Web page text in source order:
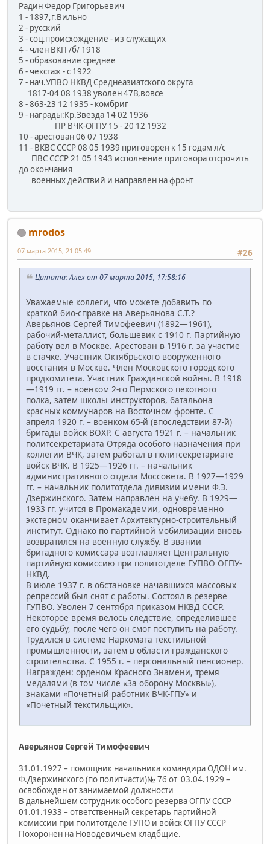
Радин Федор Григорьевич
1 - 1897,г.Вильно
2 - русский
3 - соц.происхождение - из служащих
4 - член ВКП /б/ 1918
5 - образование среднее
6 - чекстаж - с 1922
7 - нач.УПВО НКВД Среднеазиатского округа
1817-04 08 1938 уволен 47В,вовсе
8 - 863-23 12 1935 - комбриг
9 - награды:Кр.Звезда 14 02 1936
ПР ВЧК-ОГПУ 15 - 20 12 1932
10 - арестован 06 07 1938
11 - ВКВС СССР 08 05 1939 приговорен к 15 годам л/с
ПВС СССР 21 05 1943 исполнение приговора отсрочить
до окончания
военных действий и направлен на фронт
mrodos
#26
07 марта 2015, 21:05:49
Цитата: Алех от 07 марта 2015, 17:58:16
Уважаемые коллеги, что можете добавить по
краткой био-справке на Аверьянова С.Т.?
Аверьянов Сергей Тимофеевич (1892—1961),
рабочий-металлист, большевик с 1910 г. Партийную
работу вел в Москве. Арестован в 1916 г. за участие
в стачке. Участник Октябрьского вооруженного
восстания в Москве. Член Московского городского
продкомитета. Участник Гражданской войны. В 1918
—1919 гг. – военком 2-го Пермского пехотного
полка, затем школы инструкторов, батальона
красных коммунаров на Восточном фронте. С
апреля 1920 г. – военком 65-й (впоследствии 87-й)
бригады войск ВОХР. С августа 1921 г. – начальник
политсекретариата Отряда особого назначения при
коллегии ВЧК, затем работал в политсекретариате
войск ВЧК. В 1925—1926 гг. – начальник
административного отдела Моссовета. В 1927—1929
гг. – начальник политотдела дивизии имени Ф.Э.
Дзержинского. Затем направлен на учебу. В 1929—
1933 гг. учится в Промакадемии, одновременно
экстерном оканчивает Архитектурно-строительный
институт. Однако по партийной мобилизации вновь
возвратился на военную службу. В звании
бригадного комиссара возглавляет Центральную
партийную комиссию при политотделе ГУПВО ОГПУ-
НКВД.
В июле 1937 г. в обстановке начавшихся массовых
репрессий был снят с работы. Состоял в резерве
ГУПВО. Уволен 7 сентября приказом НКВД СССР.
Некоторое время велось следствие, определившее
его судьбу, после чего он смог поступить на работу.
Трудился в системе Наркомата текстильной
промышленности, затем в области гражданского
строительства. С 1955 г. – персональный пенсионер.
Награжден: орденом Красного Знамени, тремя
медалями (в том числе «За оборону Москвы»),
знаками «Почетный работник ВЧК-ГПУ» и
«Почетный текстильщик».
Аверьянов Сергей Тимофеевич
31.01.1927 – помощник начальника командира ОДОН им.
Ф.Дзержинского (по политчасти)№ 76 от 03.04.1929 –
освобожден от занимаемой должности
В дальнейшем сотрудник особого резерва ОГПУ СССР
01.01.1933 – ответственный секретарь партийной
комиссии при политотделе ГУПО и войск ОГПУ СССР
Похоронен на Новодевичьем кладбщие.